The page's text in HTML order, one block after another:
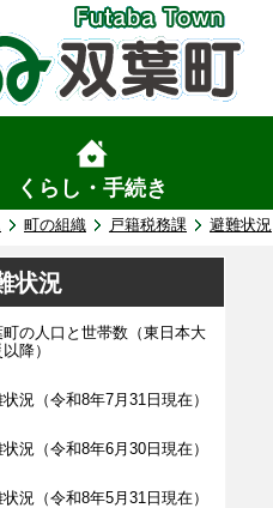
くらし・手続き
町の組織 戸籍税務課 避難状況
状況
町の人口と世帯数（東日本大
降）
況（令和8年7月31日現在）
況（令和8年6月30日現在）
況（令和8年5月31日現在）